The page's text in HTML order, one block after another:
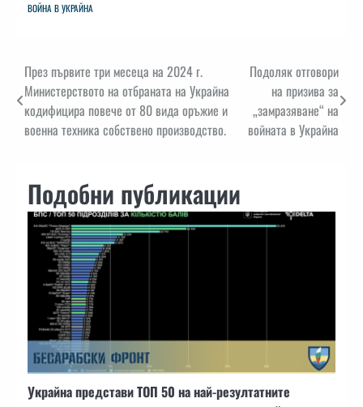
ВОЙНА В УКРАЙНА
Навигация
През първите три месеца на 2024 г.
Министерството на отбраната на Украйна
кодифицира повече от 80 вида оръжие и
военна техника собствено производство.
Подоляк отговори
на призива за
„замразяване“ на
войната в Украйна
Подобни публикации
Украйна представи ТОП 50 на най-резултатните